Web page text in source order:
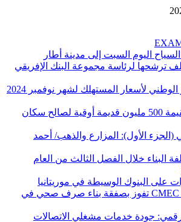
اليوم السبت إلى مدينة أطار
ترشحها لرئاسة مجموعة البنك الإفريقي
انخفاض المؤشر الوطني لأسعار المستهلك لشهر نوفمبر 2024
تحويلات نقدية بقيمة 500 مليون قديمة أوقية لصالح سكان
(الجزء الأول): المزارع والذهب/ أحمد
البناء خلال الفصل الثالث من العام
على البنوك الوسيطة في موريتانيا
الشركة الصينية CMEC تفوز بصفقة بناء صرف صحي في
جودة خدمات مشغلي الاتصالات